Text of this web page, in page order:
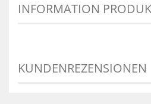
INFORMATION
KUNDENREZENSIONEN